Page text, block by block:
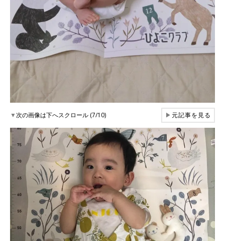
▼次の画像は下へスクロール (7/10) ▶元記事を見る